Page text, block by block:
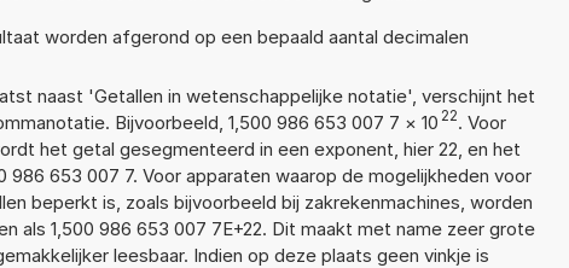
worden afgerond op een bepaald aantal decimalen
naast 'Getallen in wetenschappelijke notatie', verschijnt het
Bijvoorbeeld, 1,500 986 653 007 7 × 10 22. Voor
het getal gesegmenteerd in een exponent, hier 22, en het
986 653 007 7. Voor apparaten waarop de mogelijkheden voor
beperkt is, zoals bijvoorbeeld bij zakrekenmachines, worden
als 1,500 986 653 007 7E+22. Dit maakt met name zeer grote
leesbaar. Indien op deze plaats geen vinkje is